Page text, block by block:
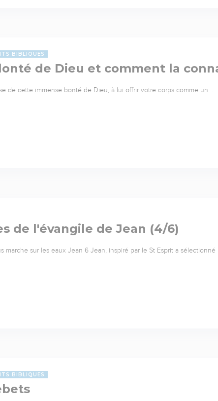
BIBLIQUES
de Dieu et comment la
de cette immense bonté de Dieu, à lui offrir votre corps comme un …
de l'évangile de Jean (4/6)
marche sur les eaux Jean 6 Jean, inspiré par le St Esprit a sélectionné …
BIBLIQUES